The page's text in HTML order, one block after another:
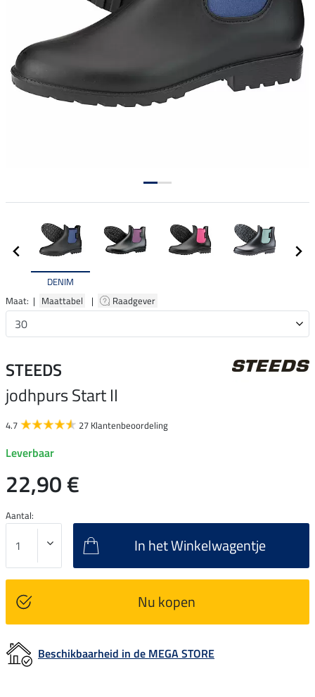
DENIM
Maat: | Maattabel | Raadgever
STEEDS
jodhpurs Start II
4.7 27 Klantenbeoordeling
Leverbaar
22,90 €
Aantal:
In het Winkelwagentje
Nu kopen
Beschikbaarheid in de MEGA STORE